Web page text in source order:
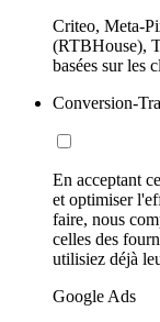
Criteo, Meta-
(RTBHouse),
basées sur les
Conversion-
En acceptant
et optimiser
faire, nous
celles des
utilisiez déjà
Google Ads